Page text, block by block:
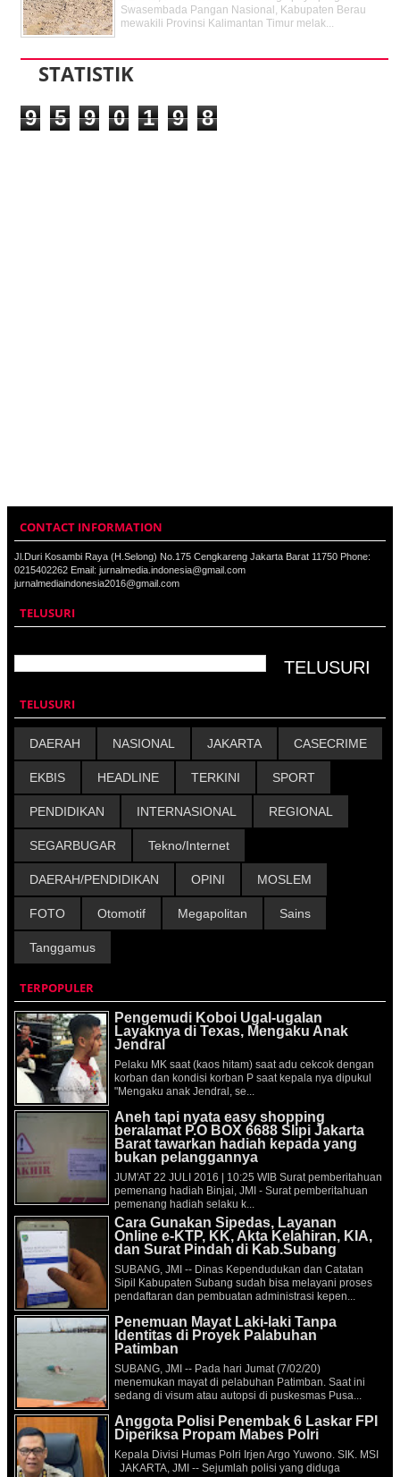
Swasembada Pangan Nasional, Kabupaten Berau
mewakili Provinsi Kalimantan Timur melak...
STATISTIK
9 5 9 0 1 9 8
CONTACT INFORMATION
Jl.Duri Kosambi Raya (H.Selong) No.175 Cengkareng Jakarta Barat 11750 Phone:
0215402262 Email: jurnalmedia.indonesia@gmail.com
jurnalmediaindonesia2016@gmail.com
TELUSURI
TELUSURI
DAERAH NASIONAL JAKARTA CASECRIME
EKBIS HEADLINE TERKINI SPORT
PENDIDIKAN INTERNASIONAL REGIONAL
SEGARBUGAR Tekno/Internet
DAERAH/PENDIDIKAN OPINI MOSLEM
FOTO Otomotif Megapolitan Sains
Tanggamus
TERPOPULER
Pengemudi Koboi Ugal-ugalan
Layaknya di Texas, Mengaku Anak
Jendral
Pelaku MK saat (kaos hitam) saat adu cekcok dengan
korban dan kondisi korban P saat kepala nya dipukul
"Mengaku anak Jendral, se...
Aneh tapi nyata easy shopping
beralamat P.O BOX 6688 Slipi Jakarta
Barat tawarkan hadiah kepada yang
bukan pelanggannya
JUM'AT 22 JULI 2016 | 10:25 WIB Surat pemberitahuan
pemenang hadiah Binjai, JMI - Surat pemberitahuan
pemenang hadiah selaku k...
Cara Gunakan Sipedas, Layanan
Online e-KTP, KK, Akta Kelahiran, KIA,
dan Surat Pindah di Kab.Subang
SUBANG, JMI -- Dinas Kependudukan dan Catatan
Sipil Kabupaten Subang sudah bisa melayani proses
pendaftaran dan pembuatan administrasi kepen...
Penemuan Mayat Laki-laki Tanpa
Identitas di Proyek Palabuhan
Patimban
SUBANG, JMI -- Pada hari Jumat (7/02/20)
menemukan mayat di pelabuhan Patimban. Saat ini
sedang di visum atau autopsi di puskesmas Pusa...
Anggota Polisi Penembak 6 Laskar FPI
Diperiksa Propam Mabes Polri
Kepala Divisi Humas Polri Irjen Argo Yuwono. SIK. MSI
JAKARTA, JMI -- Sejumlah polisi yang diduga